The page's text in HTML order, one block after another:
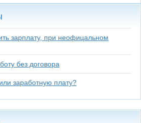
зарплату, при неофицальном
без договора
заработную плату?